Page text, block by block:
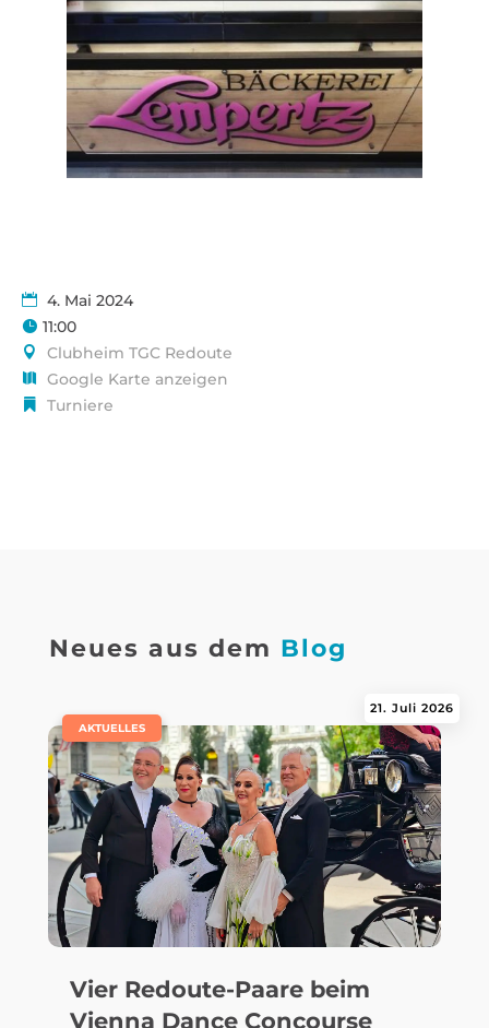
4. Mai 2024
11:00
Clubheim TGC Redoute
Google Karte anzeigen
Turniere
Neues aus dem Blog
Vier Redoute-Paare beim
Vienna Dance Concourse
21. Juli 2026
AKTUELLES